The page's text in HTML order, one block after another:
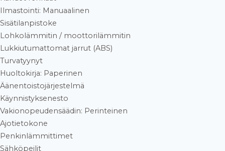
Ilmastointi: Manuaalinen
Sisätilanpistoke
Lohkolämmitin / moottorilämmitin
Lukkiutumattomat jarrut (ABS)
Turvatyynyt
Huoltokirja: Paperinen
Äänentoistojärjestelmä
Käynnistyksenesto
Vakionopeudensäädin: Perinteinen
Ajotietokone
Penkinlämmittimet
Sähköpeilit